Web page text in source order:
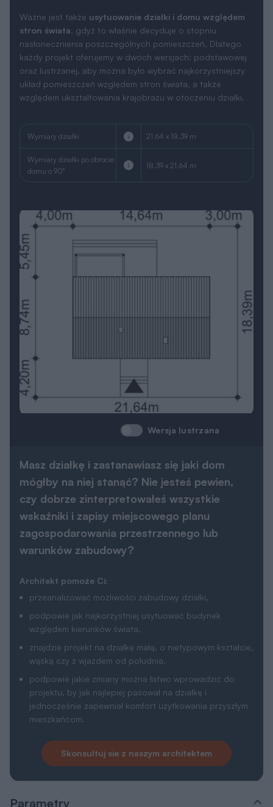
Ważne jest także usytuowanie działki i domu względem
stron świata, gdyż to właśnie decyduje o stopniu
nasłonecznienia poszczególnych pomieszczeń. Dlatego
każdy projekt oferujemy w dwóch wersjach: podstawowej
oraz lustrzanej, aby można było wybrać najkorzystniejszy
układ pomieszczeń względem stron świata, a także
względem ukształtowania krajobrazu w otoczeniu działki.
Wymiary działki 21.64 x 18.39 m
Wymiary działki po obrocie
domu o 90°
18.39 x 21.64 m
Wersja lustrzana
Masz działkę i zastanawiasz się jaki dom
mógłby na niej stanąć? Nie jesteś pewien,
czy dobrze zinterpretowałeś wszystkie
wskaźniki i zapisy miejscowego planu
zagospodarowania przestrzennego lub
warunków zabudowy?
Architekt pomoże Ci:
przeanalizować możliwości zabudowy działki,
podpowie jak najkorzystniej usytuować budynek
względem kierunków świata,
znajdzie projekt na działkę małą, o nietypowym kształcie,
wąską czy z wjazdem od południa,
podpowie jakie zmiany można łatwo wprowadzić do
projektu, by jak najlepiej pasował na działkę i
jednocześnie zapewniał komfort użytkowania przyszłym
mieszkańcom.
Skonsultuj sie z naszym architektem
Parametry